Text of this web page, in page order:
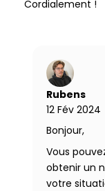
Cordialement !
Rubens
12 Fév 2024
Bonjour,
Vous
obtenir un
votre